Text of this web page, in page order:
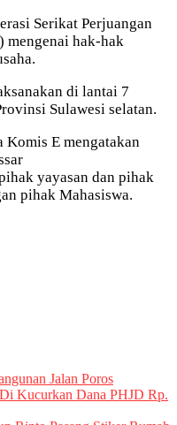
Serikat Perjuangan
mengenai hak-hak
di lantai 7
Sulawesi selatan.
Komis E mengatakan
yayasan dan pihak
pihak Mahasiswa.
Jalan Poros
Kucurkan Dana PHJD Rp.